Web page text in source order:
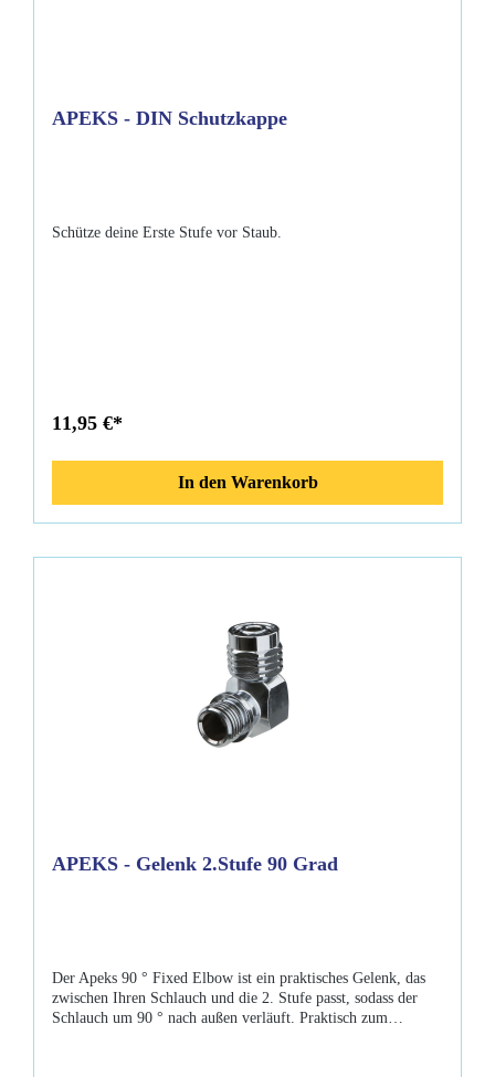
APEKS - DIN Schutzkappe
Schütze deine Erste Stufe vor Staub.
11,95 €*
In den Warenkorb
APEKS - Gelenk 2.Stufe 90 Grad
Der Apeks 90 ° Fixed Elbow ist ein praktisches Gelenk, das
zwischen Ihren Schlauch und die 2. Stufe passt, sodass der
Schlauch um 90 ° nach außen verläuft. Praktisch zum